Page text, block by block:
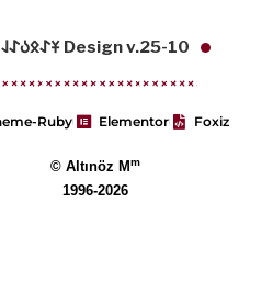
𐱁𐰀𐰋𐰉𐰀𐰞 Design v.25-10
Ruby Elementor Foxiz
© Altınöz Mm
1996-2026